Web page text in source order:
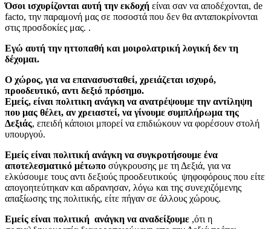
Όσοι ισχυρίζονται αυτή την εκδοχή είναι σαν να αποδέχονται, de
facto, την παραμονή μας σε ποσοστά που δεν θα ανταποκρίνονται
στις προσδοκίες μας. .
Εγώ αυτή την ηττοπαθή και μοιρολατρική λογική δεν τη
δέχομαι.
Ο χώρος, για να επανασυσταθεί, χρειάζεται ισχυρό,
προοδευτικό, αντι δεξιό πρόσημο.
Εμείς, είναι πολιτικη ανάγκη να ανατρέψουμε την αντίληψη
που μας θέλει, αν χρειαστεί, να γίνουμε συμπλήρωμα της
Δεξιάς, επειδή κάποιοι μπορεί να επιδιώκουν να φορέσουν στολή
υπουργού.
Εμείς είναι πολιτική ανάγκη να συγκροτήσουμε ένα
αποτελεσματικό μέτωπο σύγκρουσης με τη Δεξιά, για να
ελκύσουμε τους αντι δεξιούς προοδευτικούς ψηφοφόρους που είτε
απογοητεύτηκαν και αδρανησαν, λόγω και της συνεχιζόμενης
απαξίωσης της πολιτικής, είτε πήγαν σε άλλους χώρους.
Εμείς είναι πολιτική ανάγκη να αναδείξουμε ,ότι η